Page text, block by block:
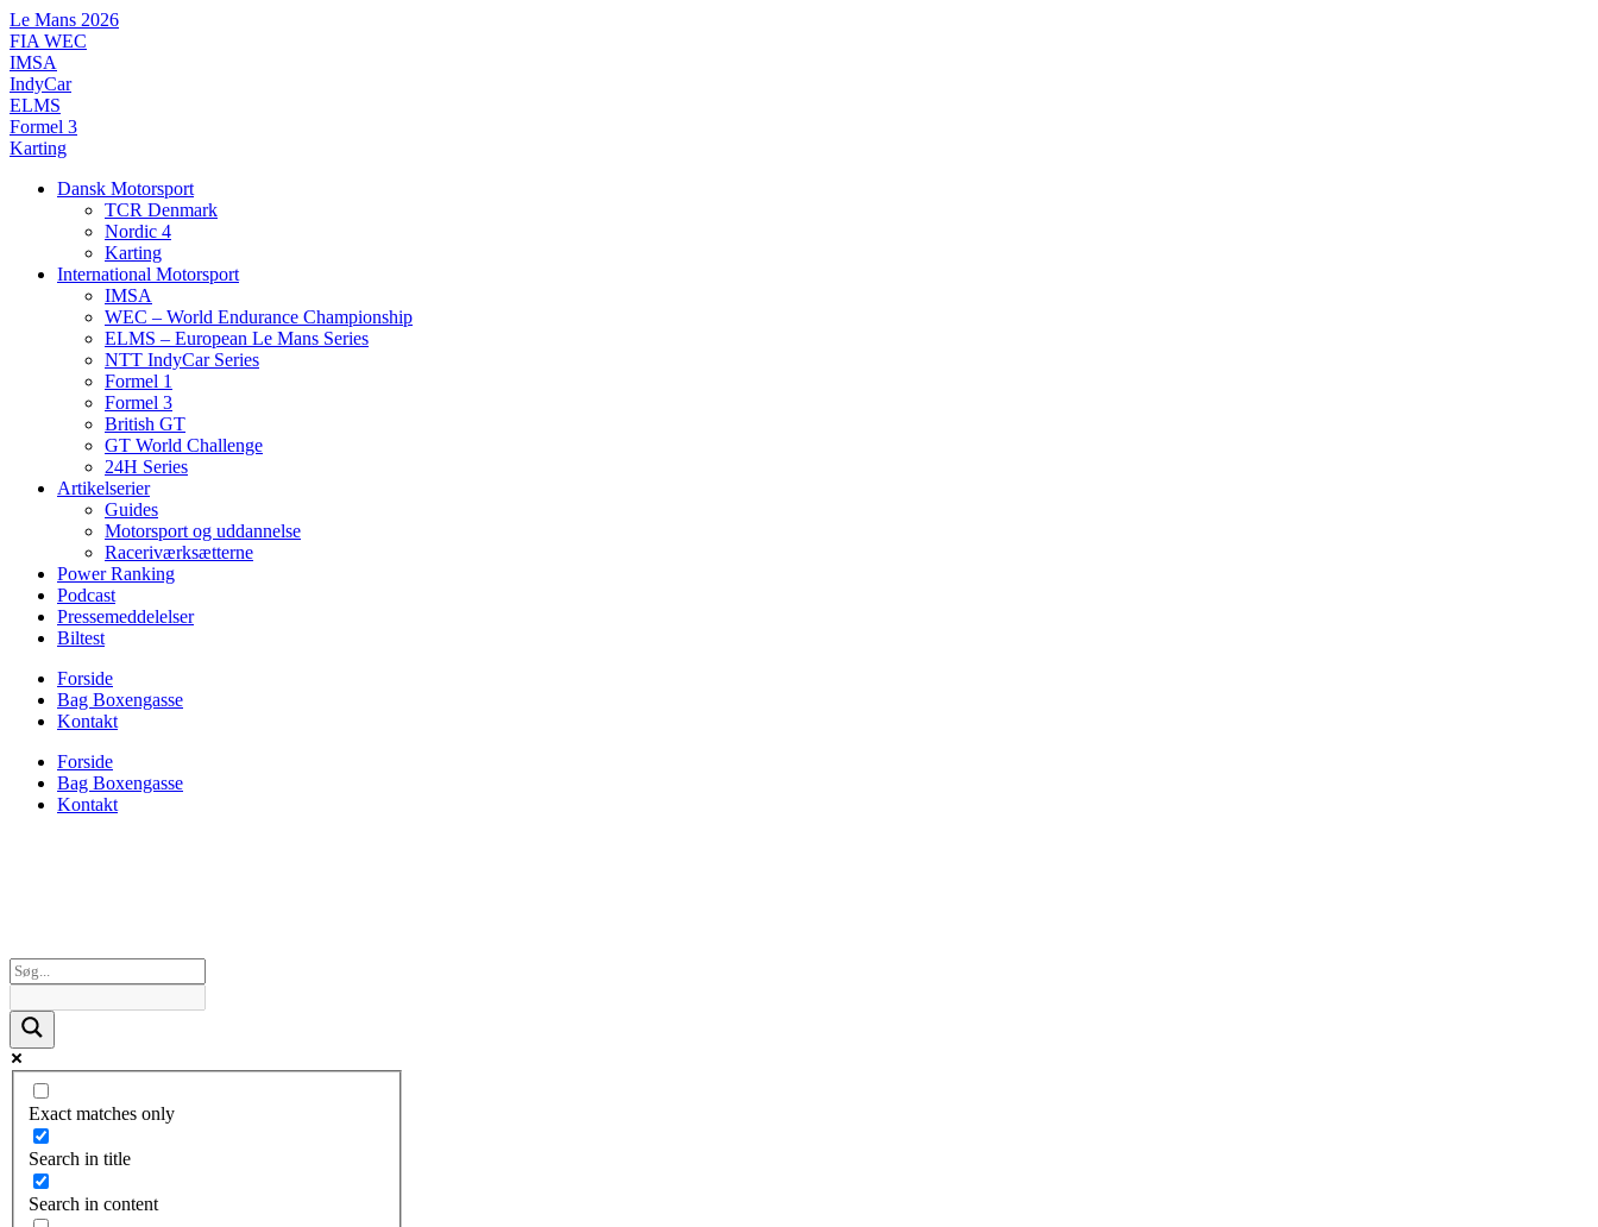
Videre
til
indhold
Le Mans 2026
FIA WEC
IMSA
IndyCar
ELMS
Formel 3
Karting
Dansk Motorsport
TCR Denmark
Nordic 4
Karting
International Motorsport
IMSA
WEC – World Endurance Championship
ELMS – European Le Mans Series
NTT IndyCar Series
Formel 1
Formel 3
British GT
GT World Challenge
24H Series
Artikelserier
Guides
Motorsport og uddannelse
Raceriværksætterne
Power Ranking
Podcast
Pressemeddelelser
Biltest
Forside
Bag Boxengasse
Kontakt
Forside
Bag Boxengasse
Kontakt
Exact matches only
Search in title
Search in content